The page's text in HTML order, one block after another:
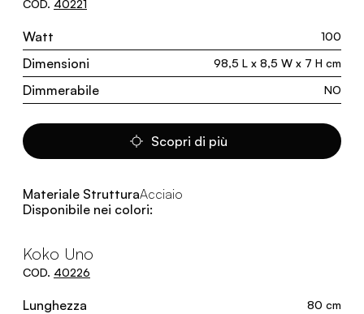
COD. 40221
Watt 100
Dimensioni 98,5 L x 8,5 W x 7 H cm
Dimmerabile NO
Scopri di più
Materiale StrutturaAcciaio
Disponibile nei colori:
Koko Uno
COD. 40226
Lunghezza 80 cm